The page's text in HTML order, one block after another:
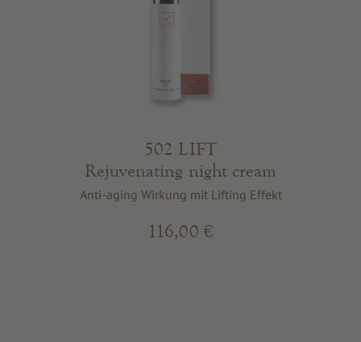
502 LIFT
Rejuvenating night cream
Anti-aging Wirkung mit Lifting Effekt
116,00 €